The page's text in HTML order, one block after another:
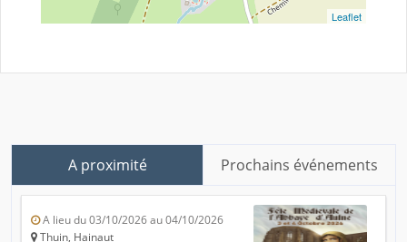
Leaflet
A proximité Prochains événements
A lieu du 03/10/2026 au 04/10/2026
Thuin, Hainaut